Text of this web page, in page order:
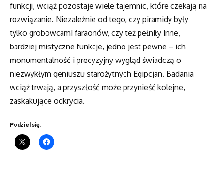
funkcji, wciąż pozostaje wiele tajemnic, które czekają na
rozwiązanie. Niezależnie od tego, czy piramidy były
tylko grobowcami faraonów, czy też pełniły inne,
bardziej mistyczne funkcje, jedno jest pewne – ich
monumentalność i precyzyjny wygląd świadczą o
niezwykłym geniuszu starożytnych Egipcjan. Badania
wciąż trwają, a przyszłość może przynieść kolejne,
zaskakujące odkrycia.
Podziel się: